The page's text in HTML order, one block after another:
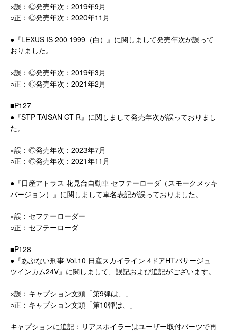
×誤：◎発売年次：2019年9月
○正：◎発売年次：2020年11月
●『LEXUS IS 200 1999（白）』に関しまして発売年次が誤って
おりました。
×誤：◎発売年次：2019年3月
○正：◎発売年次：2021年2月
■P127
●『STP TAISAN GT-R』に関しまして発売年次が誤っておりまし
た。
×誤：◎発売年次：2023年7月
○正：◎発売年次：2021年11月
●『日産アトラス 花見台自動車 セフテーローダ（スモークメッキ
バージョン）』に関しまして車名表記が誤っておりました。
×誤：セフテーローダー
○正：セフテーローダ
■P128
●『あぶない刑事 Vol.10 日産スカイライン 4ドアHTパサージュ
ツインカム24V』に関しまして、誤記および追記がございます。
×誤：キャプション文頭「第9弾は、」
○正：キャプション文頭「第10弾は、」
キャプションに追記：リアスポイラーはユーザー取付パーツで再